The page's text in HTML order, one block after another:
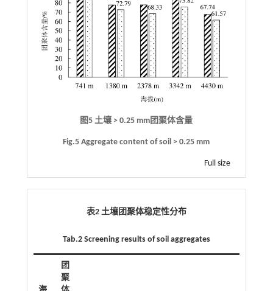
图5 土壤 > 0.25 mm团聚体含量
Fig.5 Aggregate content of soil > 0.25 mm
Full size
表2 土壤团聚体稳定性分布
Tab.2 Screening results of soil aggregates
团
聚